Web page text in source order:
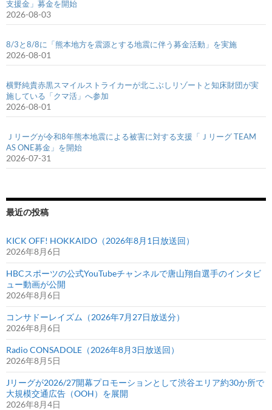
支援金」募金を開始
2026-08-03
8/3と8/8に「熊本地方を震源とする地震に伴う募金活動」を実施
2026-08-01
横野純貴赤黒スマイルストライカーが北こぶしリゾートと知床財団が実
施している「クマ活」へ参加
2026-08-01
Ｊリーグが令和8年熊本地震による被害に対する支援「Ｊリーグ TEAM
AS ONE募金」を開始
2026-07-31
最近の投稿
KICK OFF! HOKKAIDO（2026年8月1日放送回）
2026年8月6日
HBCスポーツの公式YouTubeチャンネルで唐山翔自選手のインタビ
ュー動画が公開
2026年8月6日
コンサドーレイズム（2026年7月27日放送分）
2026年8月6日
Radio CONSADOLE（2026年8月3日放送回）
2026年8月5日
Jリーグが2026/27開幕プロモーションとして渋谷エリア約30か所で
大規模交通広告（OOH）を展開
2026年8月4日